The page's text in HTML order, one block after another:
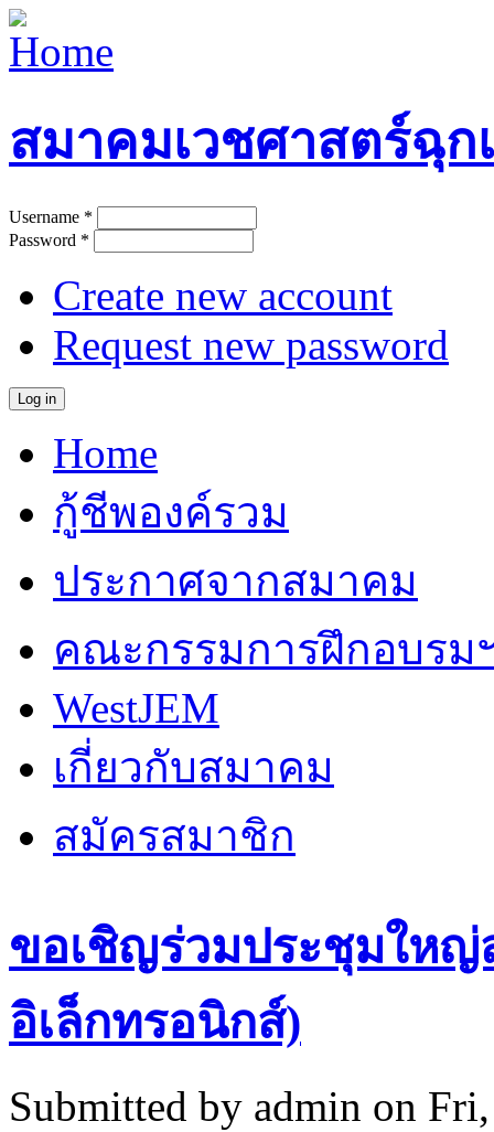
Skip to main content
สมาคมเวชศาสตร์ฉุก
User login
Username *
Password *
Create new account
Request new password
Main menu
Home
กู้ชีพองค์รวม
ประกาศจากสมาคม
คณะกรรมการฝึกอบรม
WestJEM
เกี่ยวกับสมาคม
สมัครสมาชิก
ขอเชิญร่วมประชุมใหญ่
อิเล็กทรอนิกส์)
Submitted by admin on